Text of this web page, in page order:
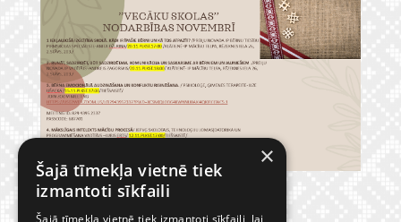
×
Šajā tīmekļa vietnē tiek
izmantoti sīkfaili
Šajā tīmekļa vietnē tiek izmantoti sīkfaili, lai